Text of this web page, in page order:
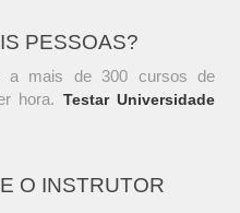
PESSOAS?
a mais de 300 cursos de
hora. Testar Universidade
O INSTRUTOR